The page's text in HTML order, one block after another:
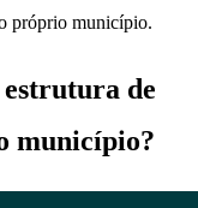
próprio município.
de
município?